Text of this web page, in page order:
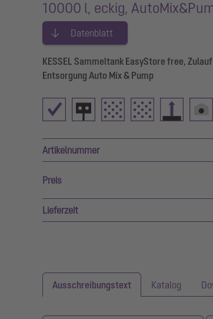
10000 l, eckig,
Datenblatt
KESSEL Sammeltank EasyStore free,
Entsorgung Auto Mix & Pump
Artikelnummer
Preis
Lieferzeit
Ausschreibungstext Katalog